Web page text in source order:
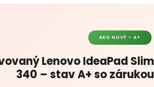
AKO NOVÝ – A+
Lenovo IdeaPad Slim
340 – stav A+ so